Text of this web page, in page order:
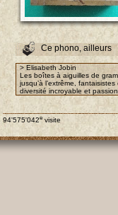
Ce phono, ailleurs
> Elisabeth Jobin
Les boîtes à aiguilles de
jusqu’à l’extrême,
diversité incroyable et
94'575'042e visite